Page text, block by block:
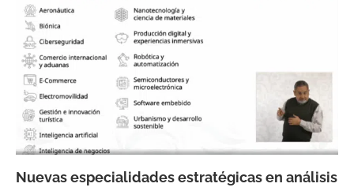
Nuevas especialidades estratégicas en análisis